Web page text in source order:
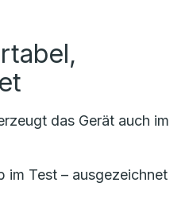
das Gerät auch im
im Test – ausgezeichnet